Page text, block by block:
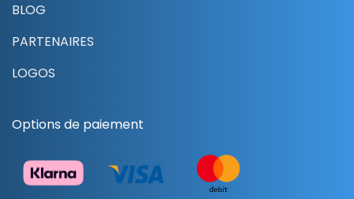
BLOG
PARTENAIRES
LOGOS
Options de paiement